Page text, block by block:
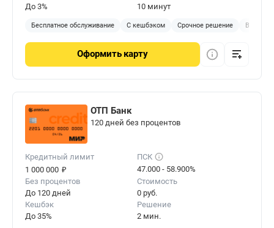
До 3%
10 минут
Бесплатное обслуживание С кешбэком Срочное решение В
Оформить карту
ОТП Банк
120 дней без процентов
Кредитный лимит
1 000 000 ₽
ПСК
47.000 - 58.900%
Без процентов
До 120 дней
Стоимость
0 руб.
Кешбэк
До 35%
Решение
2 мин.